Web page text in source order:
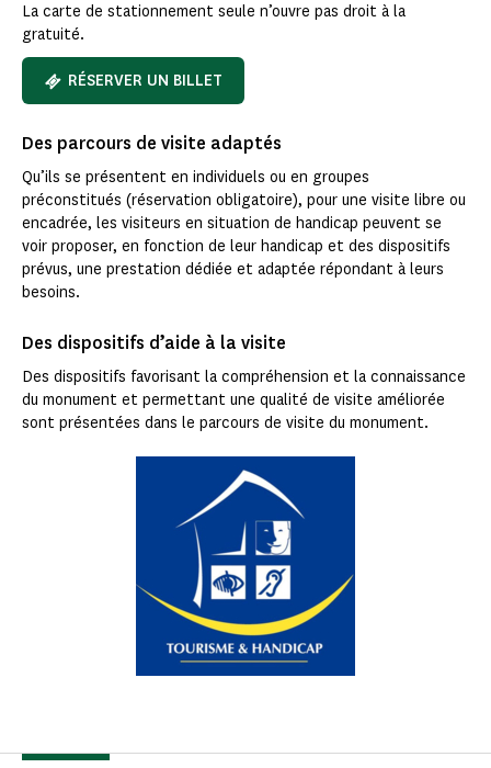
La carte de stationnement seule n’ouvre pas droit à la
gratuité.
RÉSERVER UN BILLET
Des parcours de visite adaptés
Qu’ils se présentent en individuels ou en groupes
préconstitués (réservation obligatoire), pour une visite libre ou
encadrée, les visiteurs en situation de handicap peuvent se
voir proposer, en fonction de leur handicap et des dispositifs
prévus, une prestation dédiée et adaptée répondant à leurs
besoins.
Des dispositifs d’aide à la visite
Des dispositifs favorisant la compréhension et la connaissance
du monument et permettant une qualité de visite améliorée
sont présentées dans le parcours de visite du monument.